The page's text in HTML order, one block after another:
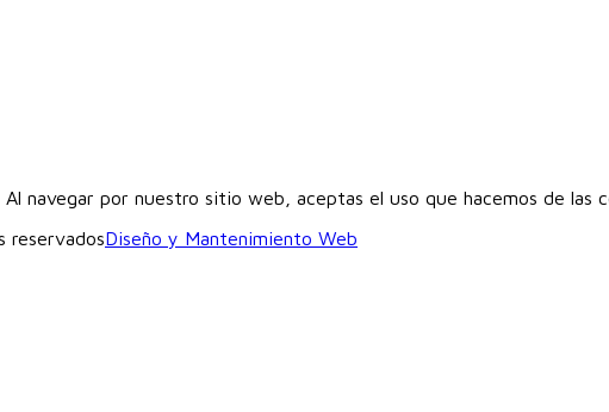
navegar por nuestro sitio web, aceptas el uso que hacemos de las
reservadosDiseño y Mantenimiento Web